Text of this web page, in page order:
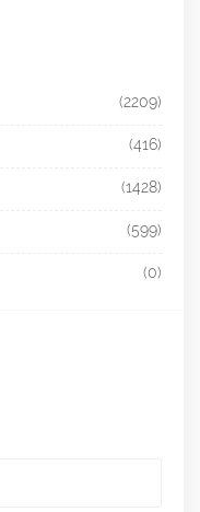
(2209)
(416)
(1428)
(599)
(0)